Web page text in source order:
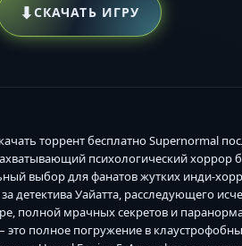
⬇СКАЧАТЬ ИГРУ
торрент бесплатно Supernormal
психологический хоррор
выбор для фанатов жутких инди-
детектива Уайатта, расследующего
полной мрачных секретов и
полное погружение в